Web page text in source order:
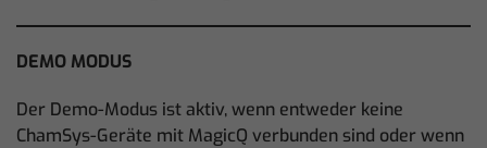
DEMO MODUS
Der Demo-Modus ist aktiv, wenn entweder keine
ChamSys-Geräte mit MagicQ verbunden sind oder wenn